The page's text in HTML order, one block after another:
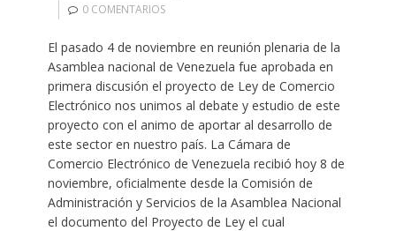
0 COMENTARIOS
El pasado 4 de noviembre en reunión plenaria de la
Asamblea nacional de Venezuela fue aprobada en
primera discusión el proyecto de Ley de Comercio
Electrónico nos unimos al debate y estudio de este
proyecto con el animo de aportar al desarrollo de
este sector en nuestro país. La Cámara de
Comercio Electrónico de Venezuela recibió hoy 8 de
noviembre, oficialmente desde la Comisión de
Administración y Servicios de la Asamblea Nacional
el documento del Proyecto de Ley el cual